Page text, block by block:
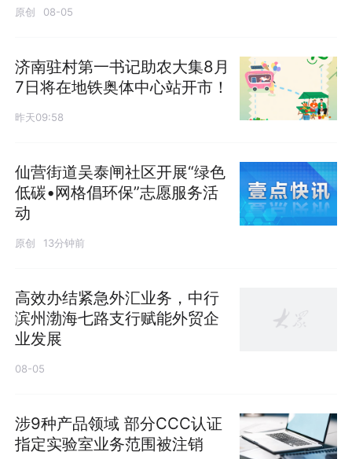
原创 08-05
济南驻村第一书记助农大集8月
7日将在地铁奥体中心站开市！
昨天09:58
仙营街道吴泰闸社区开展“绿色
低碳•网格倡环保”志愿服务活
动
原创 13分钟前
高效办结紧急外汇业务，中行
滨州渤海七路支行赋能外贸企
业发展
08-05
涉9种产品领域 部分CCC认证
指定实验室业务范围被注销